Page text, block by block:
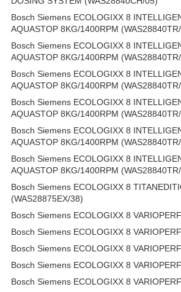
Bosch Siemens ECOLOGIXX 8
AQUASTOP 8KG/1400RPM
Bosch Siemens ECOLOGIXX 8
AQUASTOP 8KG/1400RPM
Bosch Siemens ECOLOGIXX 8
AQUASTOP 8KG/1400RPM
Bosch Siemens ECOLOGIXX 8
AQUASTOP 8KG/1400RPM
Bosch Siemens ECOLOGIXX 8
AQUASTOP 8KG/1400RPM
Bosch Siemens ECOLOGIXX 8
AQUASTOP 8KG/1400RPM
Bosch Siemens ECOLOGIXX 8
(WAS28875EX/38)
Bosch Siemens ECOLOGIXX 8
Bosch Siemens ECOLOGIXX 8
Bosch Siemens ECOLOGIXX 8
Bosch Siemens ECOLOGIXX 8
Bosch Siemens ECOLOGIXX 8